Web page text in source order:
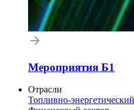
Мероприятия Б1
Отрасли
Топливно-